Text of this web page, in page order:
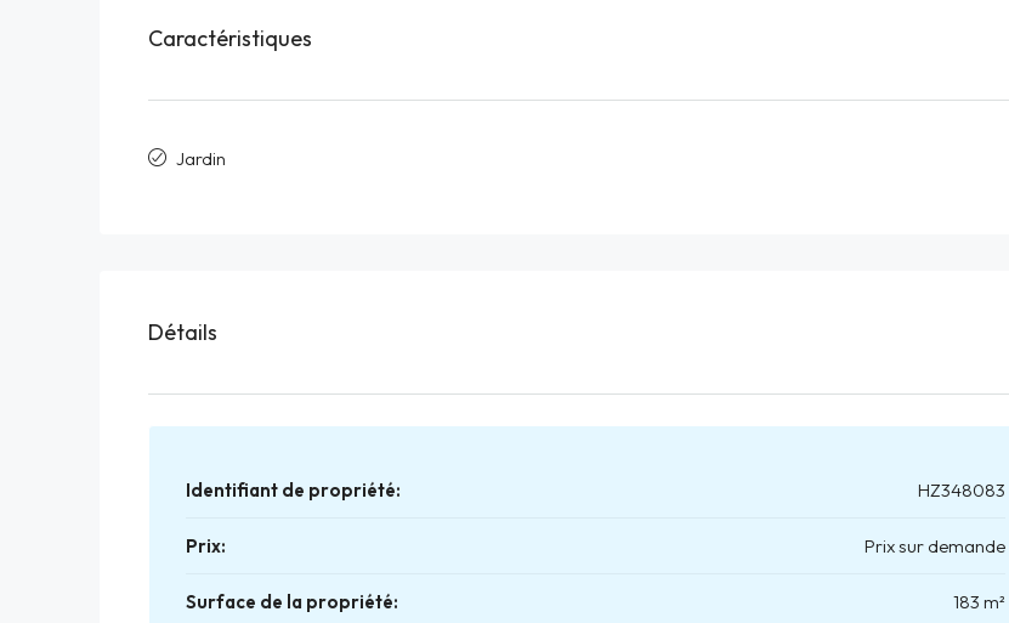
Caractéristiques
Jardin
Détails
Identifiant de propriété: HZ348083
Prix: Prix sur demande
Surface de la propriété: 183 m²